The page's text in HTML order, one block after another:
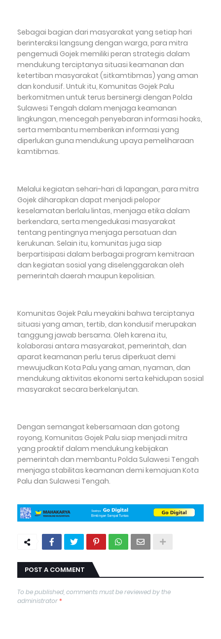
Sebagai bagian dari masyarakat yang setiap hari
berinteraksi langsung dengan warga, para mitra
pengemudi Gojek memiliki peran strategis dalam
mendukung terciptanya situasi keamanan dan
ketertiban masyarakat (sitkamtibmas) yang aman
dan kondusif. Untuk itu, Komunitas Gojek Palu
berkomitmen untuk terus bersinergi dengan Polda
Sulawesi Tengah dalam menjaga keamanan
lingkungan, mencegah penyebaran informasi hoaks,
serta membantu memberikan informasi yang
diperlukan guna mendukung upaya pemeliharaan
kamtibmas.
Melalui kegiatan sehari-hari di lapangan, para mitra
Gojek diharapkan dapat menjadi pelopor
keselamatan berlalu lintas, menjaga etika dalam
berkendara, serta mengedukasi masyarakat
tentang pentingnya menjaga persatuan dan
kerukunan. Selain itu, komunitas juga siap
berpartisipasi dalam berbagai program kemitraan
dan kegiatan sosial yang diselenggarakan oleh
pemerintah daerah maupun kepolisian.
Komunitas Gojek Palu meyakini bahwa terciptanya
situasi yang aman, tertib, dan kondusif merupakan
tanggung jawab bersama. Oleh karena itu,
kolaborasi antara masyarakat, pemerintah, dan
aparat keamanan perlu terus diperkuat demi
mewujudkan Kota Palu yang aman, nyaman, dan
mendukung aktivitas ekonomi serta kehidupan sosial
masyarakat secara berkelanjutan.
Dengan semangat kebersamaan dan gotong
royong, Komunitas Gojek Palu siap menjadi mitra
yang proaktif dalam mendukung kebijakan
pemerintah dan membantu Polda Sulawesi Tengah
menjaga stabilitas keamanan demi kemajuan Kota
Palu dan Sulawesi Tengah.
POST A COMMENT
To be published, comments must be reviewed by the
administrator*